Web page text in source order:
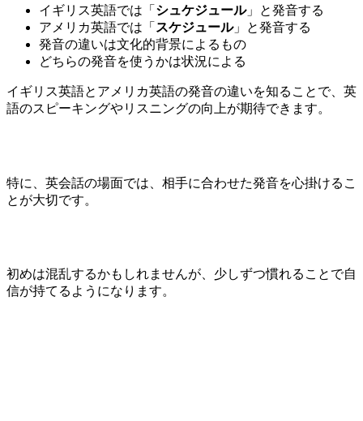
イギリス英語では「 シュケジュール」と発音する
アメリカ英語では「 スケジュール」と発音する
発音の違いは文化的背景によるもの
どちらの発音を使うかは状況による
イギリス英語とアメリカ英語の発音の違いを知ることで、英
語のスピーキングやリスニングの向上が期待できます。
特に、英会話の場面では、相手に合わせた発音を心掛けるこ
とが大切です。
初めは混乱するかもしれませんが、少しずつ慣れることで自
信が持てるようになります。